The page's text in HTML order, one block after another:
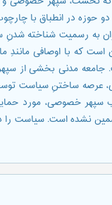
حوزه در انطباق با
به رسمیت شناخته
که با اوصافی مانندِ
جامعه مدنی بخشی از
عرصه ساختنِ سیاست
سپهر خصوصی، مورد
نشده است. سیاست را